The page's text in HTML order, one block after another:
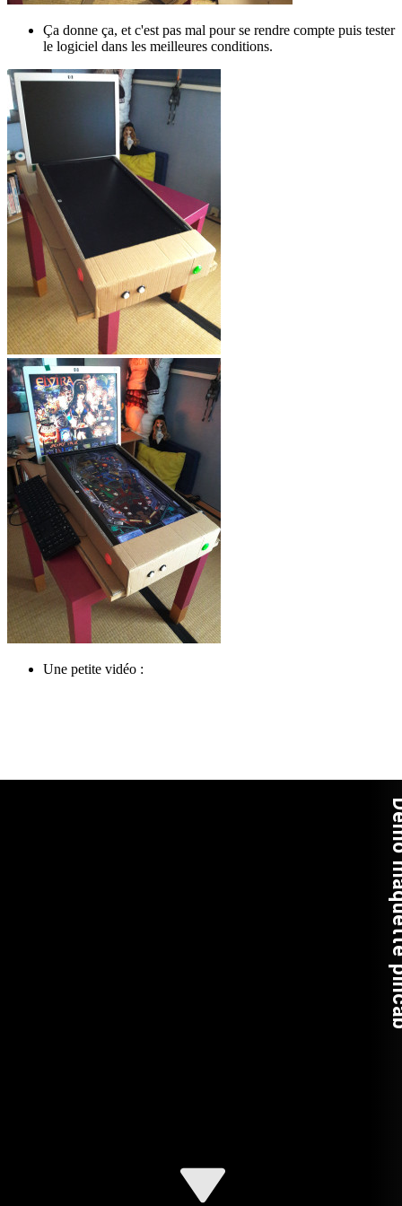
Ça donne ça, et c'est pas mal pour se rendre compte puis tester
le logiciel dans les meilleures conditions.
Une petite vidéo :